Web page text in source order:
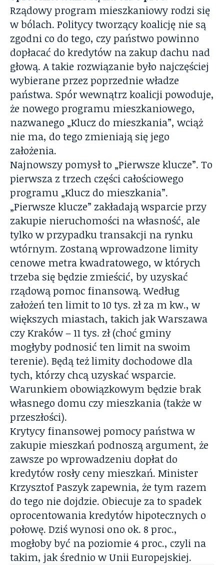
Rządowy program mieszkaniowy rodzi się
w bólach. Politycy tworzący koalicję nie są
zgodni co do tego, czy państwo powinno
dopłacać do kredytów na zakup dachu nad
głową. A takie rozwiązanie było najczęściej
wybierane przez poprzednie władze
państwa. Spór wewnątrz koalicji powoduje,
że nowego programu mieszkaniowego,
nazwanego „Klucz do mieszkania”, wciąż
nie ma, do tego zmieniają się jego
założenia.
Najnowszypomysł to „Pierwsze klucze”. To
pierwsza z trzech części całościowego
programu „Klucz do mieszkania”.
„Pierwsze klucze” zakładają wsparcie przy
zakupie nieruchomości na własność, ale
tylko w przypadku transakcji na rynku
wtórnym. Zostaną wprowadzone limity
cenowe metra kwadratowego, w których
trzeba się będzie zmieścić, by uzyskać
rządową pomoc finansową. Według
założeń ten limit to 10 tys. zł za m kw., w
większych miastach, takich jak Warszawa
czy Kraków – 11 tys. zł (choć gminy
mogłyby podnosić ten limit na swoim
terenie). Będą też limity dochodowe dla
tych, którzy chcą uzyskać wsparcie.
Warunkiem obowiązkowym będzie brak
własnego domu czy mieszkania (także w
przeszłości).
Krytycy finansowej pomocy państwa w
zakupie mieszkań podnoszą argument, że
zawsze po wprowadzeniu dopłat do
kredytów rosły ceny mieszkań. Minister
Krzysztof Paszyk zapewnia, że tym razem
do tego nie dojdzie. Obiecuje za to spadek
oprocentowania kredytów hipotecznych o
połowę. Dziś wynosi ono ok. 8 proc.,
mogłoby być na poziomie 4 proc., czyli na
takim, jak średnio w Unii Europejskiej.